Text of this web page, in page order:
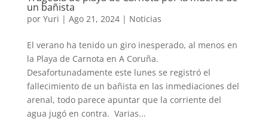
un bañista
por Yuri | Ago 21, 2024| Noticias
El verano ha tenido un giro inesperado, al menos en
la Playa de Carnota en A Coruña.
Desafortunadamente este lunes se registró el
fallecimiento de un bañista en las inmediaciones del
arenal, todo parece apuntar que la corriente del
agua jugó en contra. Varias...